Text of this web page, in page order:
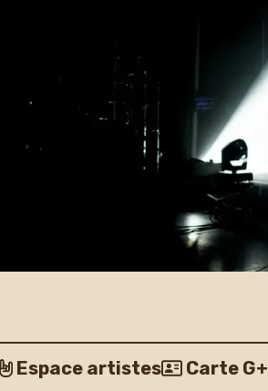
Espace artistes Carte